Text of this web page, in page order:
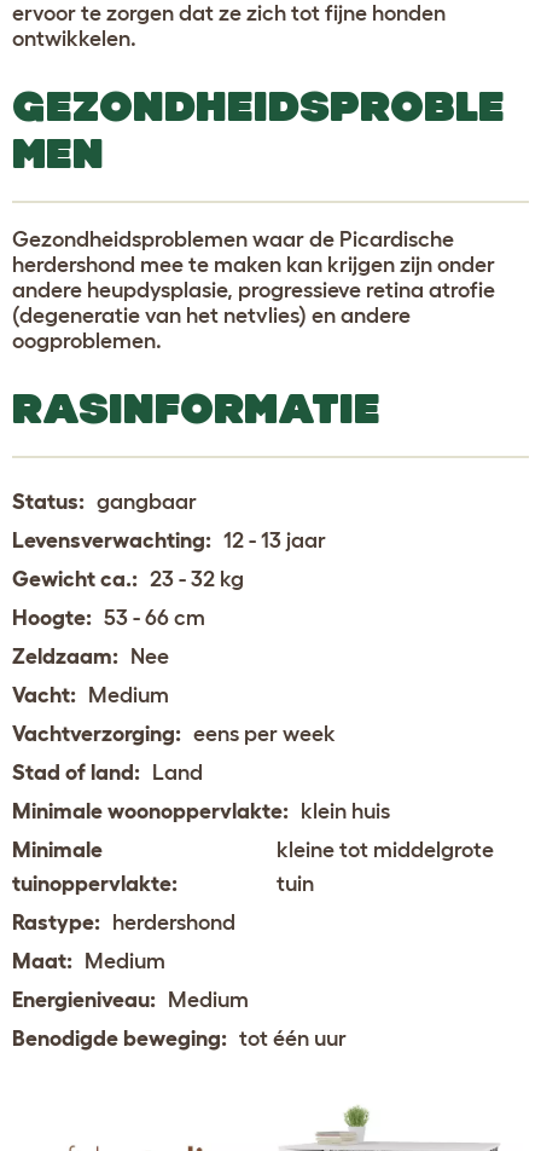
ervoor te zorgen dat ze zich tot fijne honden
ontwikkelen.
GEZONDHEIDSPROBLE
MEN
Gezondheidsproblemen waar de Picardische
herdershond mee te maken kan krijgen zijn onder
andere heupdysplasie, progressieve retina atrofie
(degeneratie van het netvlies) en andere
oogproblemen.
RASINFORMATIE
Status: gangbaar
Levensverwachting: 12 - 13 jaar
Gewicht ca.: 23 - 32 kg
Hoogte: 53 - 66 cm
Zeldzaam: Nee
Vacht: Medium
Vachtverzorging: eens per week
Stad of land: Land
Minimale woonoppervlakte: klein huis
Minimale
tuinoppervlakte:
kleine tot middelgrote
tuin
Rastype: herdershond
Maat: Medium
Energieniveau: Medium
Benodigde beweging: tot één uur